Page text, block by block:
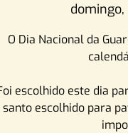
O Dia Nacional da
escolhido este dia
santo escolhido para